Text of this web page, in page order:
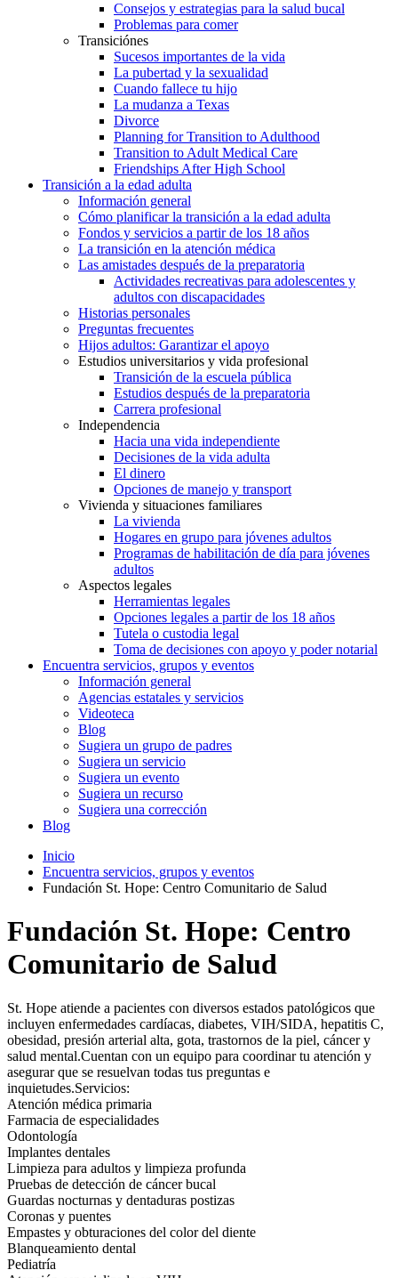
Consejos y estrategias para la salud bucal
Problemas para comer
Transiciónes
Sucesos importantes de la vida
La pubertad y la sexualidad
Cuando fallece tu hijo
La mudanza a Texas
Divorce
Planning for Transition to Adulthood
Transition to Adult Medical Care
Friendships After High School
Transición a la edad adulta
Información general
Cómo planificar la transición a la edad adulta
Fondos y servicios a partir de los 18 años
La transición en la atención médica
Las amistades después de la preparatoria
Actividades recreativas para adolescentes y
adultos con discapacidades
Historias personales
Preguntas frecuentes
Hijos adultos: Garantizar el apoyo
Estudios universitarios y vida profesional
Transición de la escuela pública
Estudios después de la preparatoria
Carrera profesional
Independencia
Hacia una vida independiente
Decisiones de la vida adulta
El dinero
Opciones de manejo y transport
Vivienda y situaciones familiares
La vivienda
Hogares en grupo para jóvenes adultos
Programas de habilitación de día para jóvenes
adultos
Aspectos legales
Herramientas legales
Opciones legales a partir de los 18 años
Tutela o custodia legal
Toma de decisiones con apoyo y poder notarial
Encuentra servicios, grupos y eventos
Información general
Agencias estatales y servicios
Videoteca
Blog
Sugiera un grupo de padres
Sugiera un servicio
Sugiera un evento
Sugiera un recurso
Sugiera una corrección
Blog
Inicio
Encuentra servicios, grupos y eventos
Fundación St. Hope: Centro Comunitario de Salud
Fundación St. Hope: Centro
Comunitario de Salud
St. Hope atiende a pacientes con diversos estados patológicos que
incluyen enfermedades cardíacas, diabetes, VIH/SIDA, hepatitis C,
obesidad, presión arterial alta, gota, trastornos de la piel, cáncer y
salud mental.Cuentan con un equipo para coordinar tu atención y
asegurar que se resuelvan todas tus preguntas e
inquietudes.Servicios:
Atención médica primaria
Farmacia de especialidades
Odontología
Implantes dentales
Limpieza para adultos y limpieza profunda
Pruebas de detección de cáncer bucal
Guardas nocturnas y dentaduras postizas
Coronas y puentes
Empastes y obturaciones del color del diente
Blanqueamiento dental
Pediatría